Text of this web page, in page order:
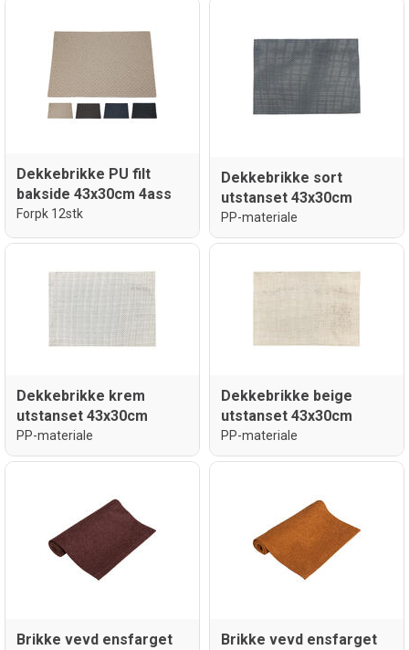
Dekkebrikke PU filt
bakside 43x30cm 4ass
Forpk 12stk
Dekkebrikke sort
utstanset 43x30cm
PP-materiale
Dekkebrikke krem
utstanset 43x30cm
PP-materiale
Dekkebrikke beige
utstanset 43x30cm
PP-materiale
Brikke vevd ensfarget
Brikke vevd ensfarget